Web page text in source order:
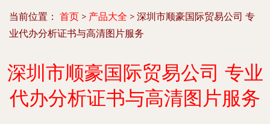
当前位置： 首页 > 产品大全 > 深圳市顺豪国际贸易公司 专
业代办分析证书与高清图片服务
深圳市顺豪国际贸易公司 专业
代办分析证书与高清图片服务